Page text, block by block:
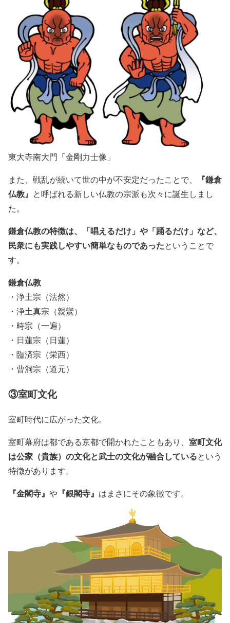
東大寺南大門「金剛力士像」
また、戦乱が続いて世の中が不安定だったことで、
『鎌倉
仏教』 と呼ばれる新しい仏教の宗派も次々に誕生しまし
た。
鎌倉仏教の特徴は、「唱えるだけ」や「踊るだけ」など、
民衆にも実践しやすい簡単なものであったということで
す。
鎌倉仏教
・浄土宗（法然）
・浄土真宗（親鸞）
・時宗（一遍）
・日蓮宗（日蓮）
・臨済宗（栄西）
・曹洞宗（道元）
③室町文化
室町時代に広がった文化。
室町幕府は都である京都で開かれたこともあり、 室町文化
は公家（貴族）の文化と武士の文化が融合しているという
特徴があります。
『金閣寺』 や 『銀閣寺』 はまさにその象徴です。